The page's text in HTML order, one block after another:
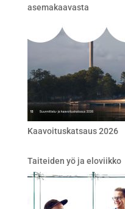
asemakaavasta
Kaavoituskatsaus 2026
Taiteiden yö ja eloviikko